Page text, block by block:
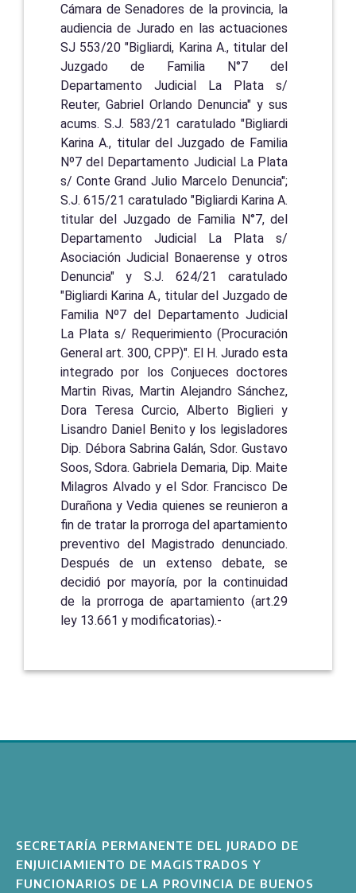
Cámara de Senadores de la provincia, la
audiencia de Jurado en las actuaciones
SJ 553/20 "Bigliardi, Karina A., titular del
Juzgado de Familia N°7 del
Departamento Judicial La Plata s/
Reuter, Gabriel Orlando Denuncia" y sus
acums. S.J. 583/21 caratulado "Bigliardi
Karina A., titular del Juzgado de Familia
Nº7 del Departamento Judicial La Plata
s/ Conte Grand Julio Marcelo Denuncia";
S.J. 615/21 caratulado "Bigliardi Karina A.
titular del Juzgado de Familia N°7, del
Departamento Judicial La Plata s/
Asociación Judicial Bonaerense y otros
Denuncia" y S.J. 624/21 caratulado
"Bigliardi Karina A., titular del Juzgado de
Familia Nº7 del Departamento Judicial
La Plata s/ Requerimiento (Procuración
General art. 300, CPP)". El H. Jurado esta
integrado por los Conjueces doctores
Martin Rivas, Martin Alejandro Sánchez,
Dora Teresa Curcio, Alberto Biglieri y
Lisandro Daniel Benito y los legisladores
Dip. Débora Sabrina Galán, Sdor. Gustavo
Soos, Sdora. Gabriela Demaria, Dip. Maite
Milagros Alvado y el Sdor. Francisco De
Durañona y Vedia quienes se reunieron a
fin de tratar la prorroga del apartamiento
preventivo del Magistrado denunciado.
Después de un extenso debate, se
decidió por mayoría, por la continuidad
de la prorroga de apartamiento (art.29
ley 13.661 y modificatorias).-
SECRETARÍA PERMANENTE DEL JURADO DE
ENJUICIAMIENTO DE MAGISTRADOS Y
FUNCIONARIOS DE LA PROVINCIA DE BUENOS